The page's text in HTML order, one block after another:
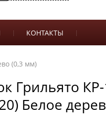
КОНТАКТЫ
(0,3 мм)
Грильято
Белое